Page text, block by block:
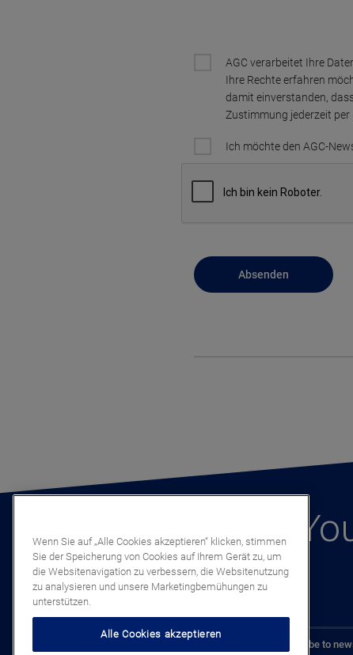
AGC verarbeitet Ihre
Ihre Rechte erfahren
damit einverstanden,
Zustimmung jederzeit per
Ich möchte den AGC-
Subscribe to
Wenn Sie auf „Alle Cookies akzeptieren“ klicken, stimmen
Sie der Speicherung von Cookies auf Ihrem Gerät zu, um
die Websitenavigation zu verbessern, die Websitenutzung
zu analysieren und unsere Marketingbemühungen zu
unterstützen.
Alle Cookies akzeptieren